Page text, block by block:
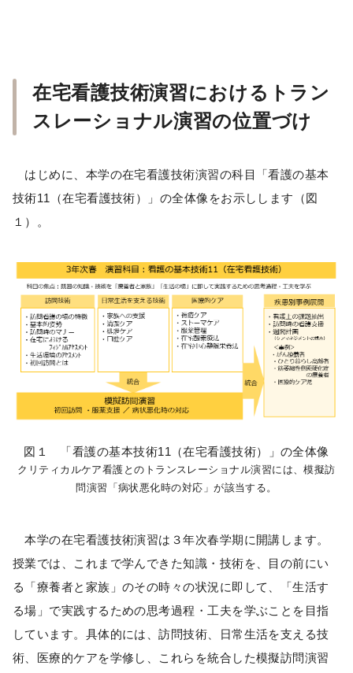
在宅看護技術演習におけるトラン
スレーショナル演習の位置づけ
はじめに、本学の在宅看護技術演習の科目「看護の基本
技術11（在宅看護技術）」の全体像をお示しします（図
１）。
図１ 「看護の基本技術11（在宅看護技術）」の全体像
クリティカルケア看護とのトランスレーショナル演習には、模擬訪
問演習「病状悪化時の対応」が該当する。
本学の在宅看護技術演習は３年次春学期に開講します。
授業では、これまで学んできた知識・技術を、目の前にい
る「療養者と家族」のその時々の状況に即して、「生活す
る場」で実践するための思考過程・工夫を学ぶことを目指
しています。具体的には、訪問技術、日常生活を支える技
術、医療的ケアを学修し、これらを統合した模擬訪問演習